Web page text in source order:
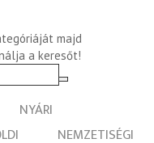
majd
a keresőt!
NYÁRI
NEMZETISÉGI